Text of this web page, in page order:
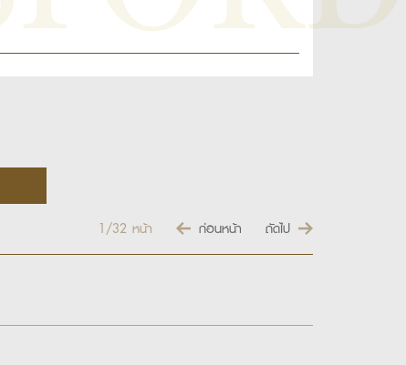
1/32 หน้า ก่อนหน้า ถัดไป